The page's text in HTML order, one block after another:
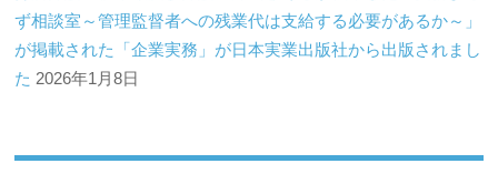
ず相談室～管理監督者への残業代は支給する必要があるか～」
が掲載された「企業実務」が日本実業出版社から出版されまし
た 2026年1月8日